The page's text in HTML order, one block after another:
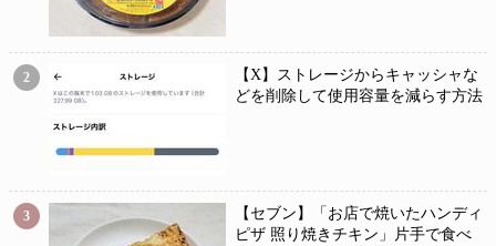
2
【X】ストレージからキャッシャな
どを削除して使用容量を減らす方法
3
【セブン】「お店で焼いたハンディ
ピザ 照り焼きチキン」片手で食べ